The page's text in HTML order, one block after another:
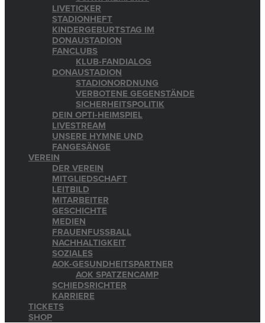
LIVETICKER
STADIONHEFT
KINDERGEBURTSTAG IM
DONAUSTADION
FANCLUBS
KLUB-FANDIALOG
DONAUSTADION
STADIONORDNUNG
VERBOTENE GEGENSTÄNDE
SICHERHEITSPOLITIK
DEIN OPTI-HEIMSPIEL
LIVESTREAM
UNSERE HYMNE UND
FANGESÄNGE
VEREIN
DER VEREIN
MITGLIEDSCHAFT
LEITBILD
MITARBEITER
GESCHICHTE
MEDIEN
FRAUENFUSSBALL
NACHHALTIGKEIT
SOZIALES
AOK-GESUNDHEITSPARTNER
AOK SPATZENCAMP
SCHIEDSRICHTER
KARRIERE
TICKETS
SHOP